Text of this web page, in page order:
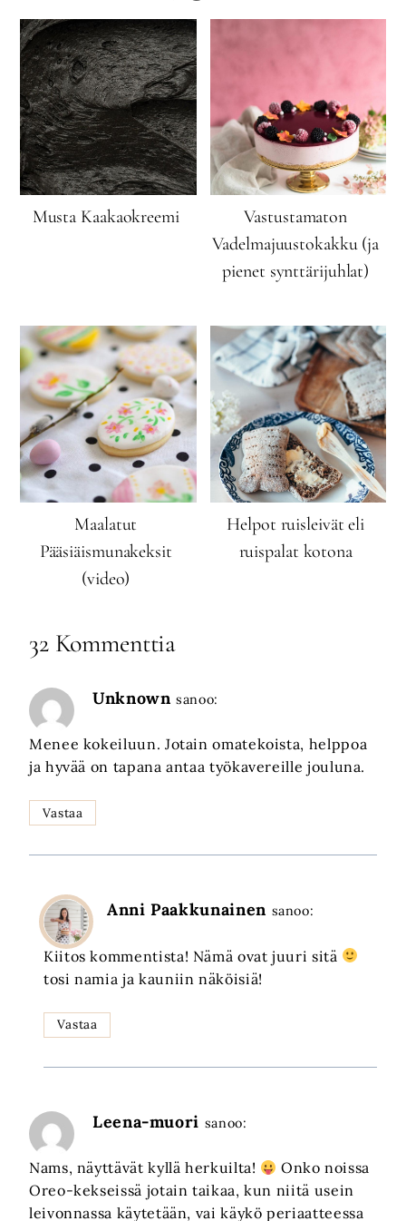
Musta Kaakaokreemi
Vastustamaton
Vadelmajuustokakku (ja
pienet synttärijuhlat)
Maalatut
Pääsiäismunakeksit
(video)
Helpot ruisleivät eli
ruispalat kotona
32 Kommenttia
Unknown sanoo:
Menee kokeiluun. Jotain omatekoista, helppoa
ja hyvää on tapana antaa työkavereille jouluna.
Vastaa
Anni Paakkunainen sanoo:
Kiitos kommentista! Nämä ovat juuri sitä
tosi namia ja kauniin näköisiä!
Vastaa
Leena-muori sanoo:
Nams, näyttävät kyllä herkuilta!
Onko noissa
Oreo-kekseissä jotain taikaa, kun niitä usein
leivonnassa käytetään, vai käykö periaatteessa